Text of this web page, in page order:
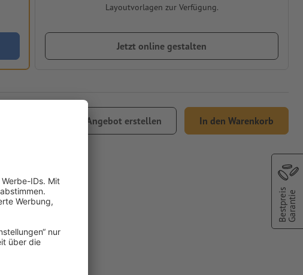
Layoutvorlagen zur Verfügung.
Jetzt online gestalten
Angebot erstellen In den Warenkorb
Emilia BestpreisGarantie